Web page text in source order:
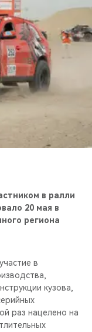
в ралли
20 мая в
региона
в
кузова,
раз нацелено на